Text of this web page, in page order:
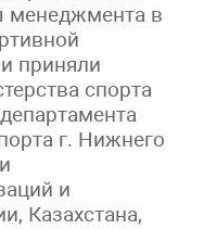
менеджмента в
приняли
спорта
г. Нижнего
и
Казахстана,